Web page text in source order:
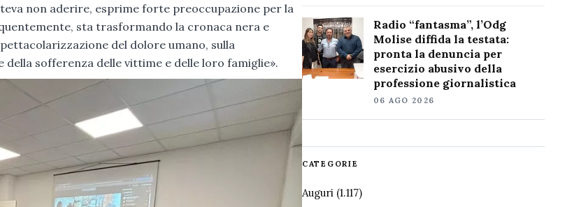
non aderire, esprime forte preoccupazione per la
sta trasformando la cronaca nera e
del dolore umano, sulla
sofferenza delle vittime e delle loro famiglie».
Radio “fantasma”, l’Odg
Molise diffida la testata:
pronta la denuncia per
esercizio abusivo della
professione giornalistica
06 AGO 2026
CATEGORIE
Auguri(1.117)